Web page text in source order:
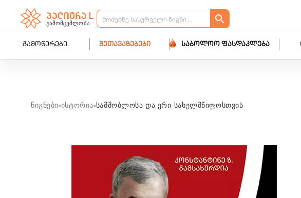
გამოწერები შეთავაზებები საბოლოო ფასდაკლება
წიგნები ისტორია სამშობლოსა და ერი-სახელმწიფოსთვის